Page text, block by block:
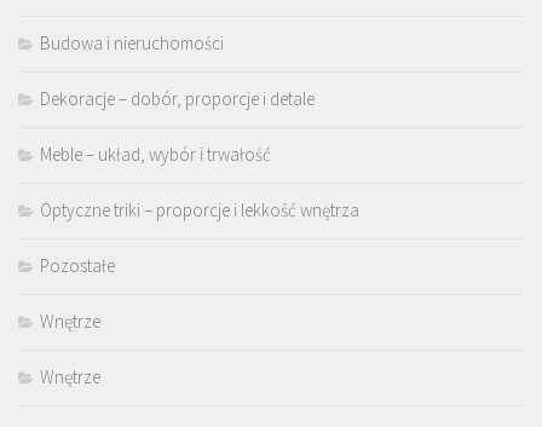
Budowa i nieruchomości
Dekoracje – dobór, proporcje i detale
Meble – układ, wybór i trwałość
Optyczne triki – proporcje i lekkość wnętrza
Pozostałe
Wnętrze
Wnętrze